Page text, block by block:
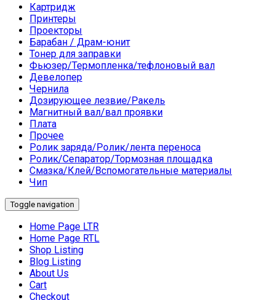
Картридж
Принтеры
Проекторы
Барабан / Драм-юнит
Тонер для заправки
Фьюзер/Термопленка/тефлоновый вал
Девелопер
Чернила
Дозирующее лезвие/Ракель
Магнитный вал/вал проявки
Плата
Прочее
Ролик заряда/Ролик/лента переноса
Ролик/Сепаратор/Тормозная площадка
Смазка/Клей/Вспомогательные материалы
Чип
Toggle navigation
Home Page LTR
Home Page RTL
Shop Listing
Blog Listing
About Us
Cart
Checkout